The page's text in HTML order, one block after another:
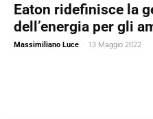
Eaton ridefinisce la
dell’energia per gli
Massimiliano Luce - 13 Maggio 2022